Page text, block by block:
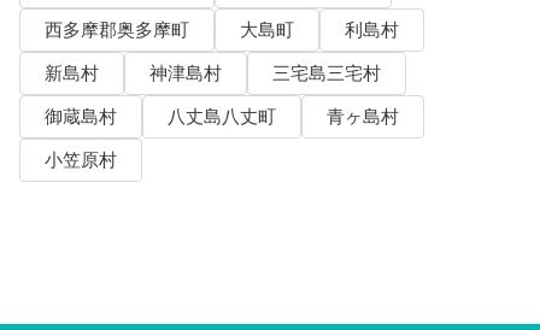
西多摩郡奥多摩町
大島町
利島村
新島村
神津島村
三宅島三宅村
御蔵島村
八丈島八丈町
青ヶ島村
小笠原村